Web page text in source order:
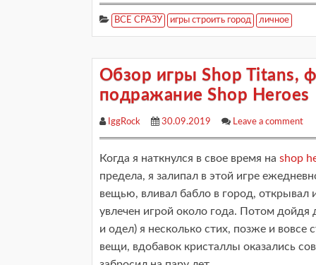
ВСЕ СРАЗУ игры строить город личное
Обзор игры Shop Titans,
подражание Shop Heroes
IggRock 30.09.2019 Leave a comment
Когда я наткнулся в свое время на shop
предела, я залипал в этой игре
вещью, вливал бабло в город,
увлечен игрой около года. Потом дойдя
и одел) я несколько стих, позже и вовсе
вещи, вдобавок кристаллы оказались